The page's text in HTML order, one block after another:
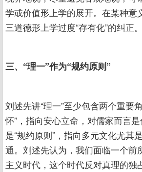
学或价值形上学的展开。在某种意
三道德形上学过度“存有化”的纠正。
三、“理一”作为“规约原则”
刘述先讲“理一”至少包含两个重要
怀”，指向安心立命，对儒家而言
是“规约原则”，指向多元文化尤其
通。刘述先认为，我们面临一个前
主义时代，这个时代反对真理的独